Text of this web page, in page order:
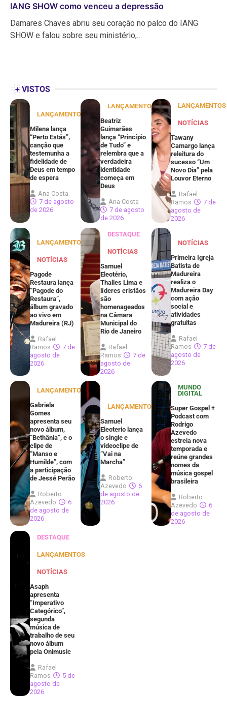
IANG SHOW como venceu a depressão
Damares Chaves abriu seu coração no palco do IANG
SHOW e falou sobre seu ministério,…
+ VISTOS
LANÇAMENTOS
Milena lança
“Perto Estás”,
canção que
testemunha a
fidelidade de
Deus em tempo
de espera
Ana Costa
7 de agosto
de 2026
LANÇAMENTOS
Beatriz
Guimarães
lança “Princípio
de Tudo” e
relembra que a
verdadeira
identidade
começa em
Deus
Ana Costa
7 de agosto
de 2026
LANÇAMENTOS
NOTÍCIAS
Tawany
Camargo lança
releitura do
sucesso “Um
Novo Dia” pela
Louvor Eterno
Rafael
Ramos
7 de
agosto de
2026
LANÇAMENTOS
NOTÍCIAS
Pagode
Restaura lança
“Pagode do
Restaura”,
álbum gravado
ao vivo em
Madureira (RJ)
Rafael
Ramos
7 de
agosto de
2026
DESTAQUE
NOTÍCIAS
Samuel
Eleotério,
Thalles Lima e
líderes cristãos
são
homenageados
na Câmara
Municipal do
Rio de Janeiro
Rafael
Ramos
7 de
agosto de
2026
NOTÍCIAS
Primeira Igreja
Batista de
Madureira
realiza o
Madureira Day
com ação
social e
atividades
gratuitas
Rafael
Ramos
7 de
agosto de
2026
LANÇAMENTOS
Gabriela
Gomes
apresenta seu
novo álbum,
“Bethânia”, e o
clipe de
“Manso e
Humilde”, com
a participação
de Jessé Perão
Roberto
Azevedo
6
de agosto de
2026
LANÇAMENTOS
Samuel
Eleoterio lança
o single e
videoclipe de
“Vai na
Marcha”
Roberto
Azevedo
6
de agosto de
2026
MUNDO
DIGITAL
Super Gospel +
Podcast com
Rodrigo
Azevedo
estreia nova
temporada e
reúne grandes
nomes da
música gospel
brasileira
Roberto
Azevedo
6
de agosto de
2026
DESTAQUE
LANÇAMENTOS
NOTÍCIAS
Asaph
apresenta
“Imperativo
Categórico”,
segunda
música de
trabalho de seu
novo álbum
pela Onimusic
Rafael
Ramos
5 de
agosto de
2026